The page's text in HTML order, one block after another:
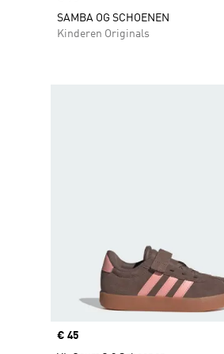
SAMBA OG SCHOENEN
Kinderen Originals
Price
€ 45